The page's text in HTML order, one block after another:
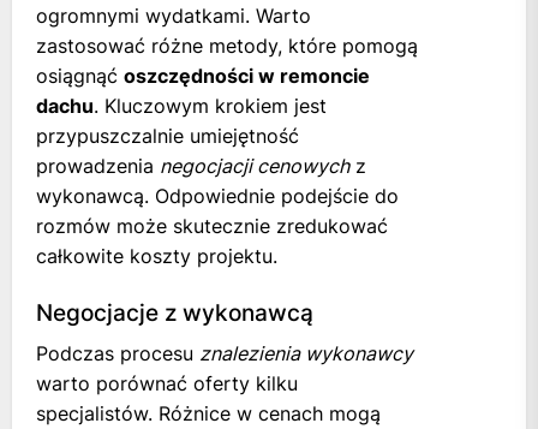
ogromnymi wydatkami. Warto
zastosować różne metody, które pomogą
osiągnąć oszczędności w remoncie
dachu. Kluczowym krokiem jest
przypuszczalnie umiejętność
prowadzenia negocjacji cenowychz
wykonawcą. Odpowiednie podejście do
rozmów może skutecznie zredukować
całkowite koszty projektu.
Negocjacje z wykonawcą
Podczas procesu znalezienia wykonawcy
warto porównać oferty kilku
specjalistów. Różnice w cenach mogą